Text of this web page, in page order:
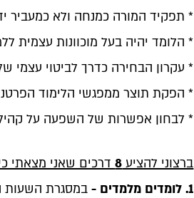
* תפקיד המורה כמנחה ולא כמעביר
* הלומד יהיה בעל מוכוונות עצמית
* עקרון הבחירה כדרך לביטוי עצמי
* הפקת תוצר ממפגשי הלימוד
* לבחון אפשרות של השפעה על
ברצוני להציע 8דרכים שאני מצאתי
1. לומדים מלמדים - במסגרת השעות